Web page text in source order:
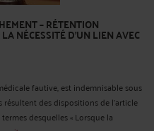
– RÉTENTION
NÉCESSITÉ D’UN LIEN AVEC
fautive, est indemnisable sous
des dispositions de l’article
desquelles « Lorsque la